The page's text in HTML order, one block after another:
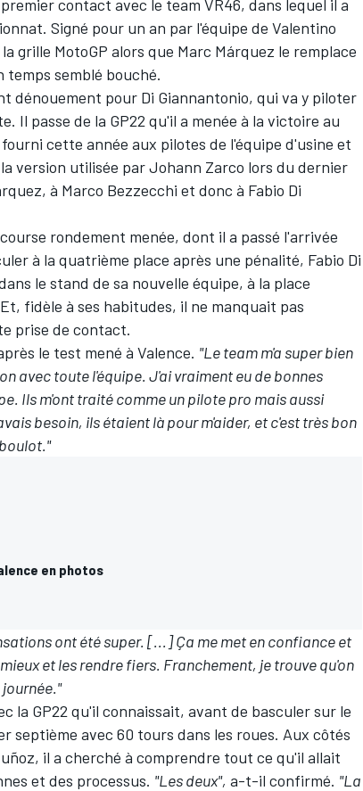
contact avec le team VR46, dans lequel il a
Signé pour un an par l'équipe de Valentino
grille MotoGP alors que Marc Márquez le remplace
temps semblé bouché.
dénouement pour Di Giannantonio, qui va y piloter
Il passe de la GP22 qu'il a menée à la victoire au
cette année aux pilotes de l'équipe d'usine et
version utilisée parJohann Zarco lors du dernier
à Marco Bezzecchi et donc à Fabio Di
rondement menée, dont il a passé l'arrivée
à la quatrième place après une pénalité, Fabio Di
le stand de sa nouvelle équipe, à la place
fidèle à ses habitudes, il ne manquait pas
prise de contact.
le test mené à Valence. "Le team m'a super bien
avec toute l'équipe. J'ai vraiment eu de bonnes
Ils m'ont traité comme un pilote pro mais aussi
besoin, ils étaient là pour m'aider, et c'est très bon
en photos
ont été super. [...] Ça me met en confiance et
et les rendre fiers. Franchement, je trouve qu'on
la GP22 qu'il connaissait, avant de basculer sur le
septième avec 60 tours dans les roues. Aux côtés
il a cherché à comprendre tout ce qu'il allait
et des processus. "Les deux", a-t-il confirmé. "La